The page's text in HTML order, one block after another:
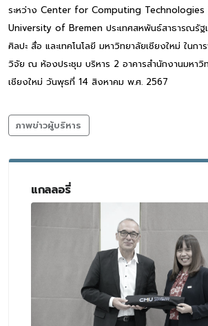
ระหว่าง Center for Computing Technologies
University of Bremen ประเทศสหพันธ์สาธารณรัฐ
ศิลปะ สื่อ และเทคโนโลยี มหาวิทยาลัยเชียงใหม่ ในก
วิจัย ณ ห้องประชุม บริหาร 2 อาคารสำนักงานมหาวิ
เชียงใหม่ วันพุธที่ 14 สิงหาคม พ.ศ. 2567
ภาพข่าวผู้บริหาร
แกลลอรี่